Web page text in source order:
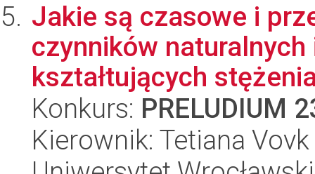
Jakie są czasowe i
czynników
kształtujących
Konkurs: PRELUDIUM
Kierownik: Tetiana Vovk